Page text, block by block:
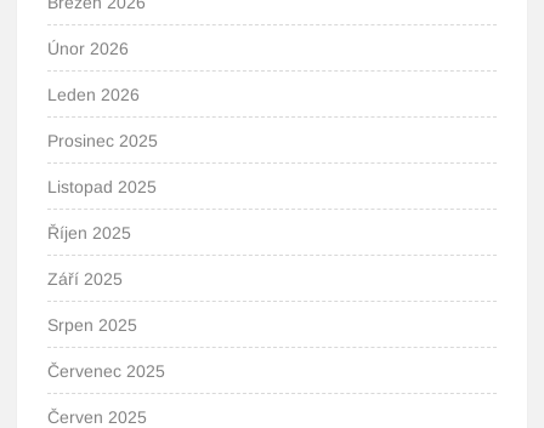
Únor 2026
Leden 2026
Prosinec 2025
Listopad 2025
Říjen 2025
Září 2025
Srpen 2025
Červenec 2025
Červen 2025